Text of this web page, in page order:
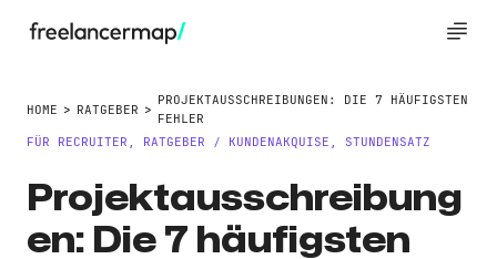
HOME RATGEBER
PROJEKTAUSSCHREIBUNGEN: DIE 7 HÄUFIGSTEN
FEHLER
FÜR RECRUITER , RATGEBER / KUNDENAKQUISE , STUNDENSATZ
Projektausschreibung
en: Die 7 häufigsten